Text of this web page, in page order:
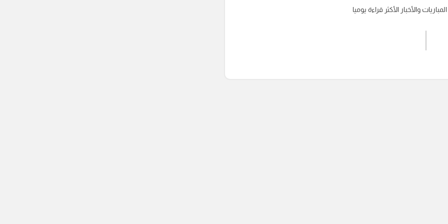
والأخبار الأكثر قراءة يوميا